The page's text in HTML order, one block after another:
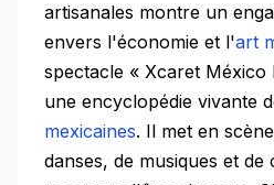
artisanales montre un
envers l'économie et l'art
spectacle « Xcaret México
une encyclopédie vivante
mexicaines. Il met en
danses, de musiques et de